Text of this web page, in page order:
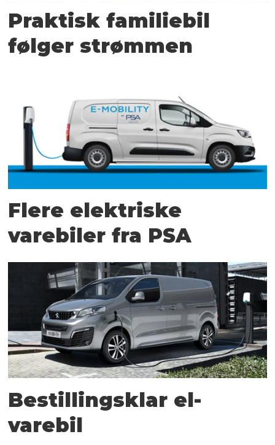
Praktisk familiebil
følger strømmen
Flere elektriske
varebiler fra PSA
Bestillingsklar el-
varebil